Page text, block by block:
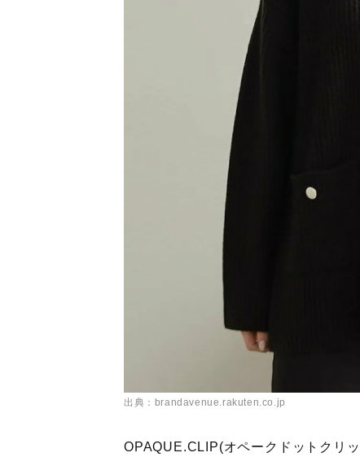
出典：brandavenue.rakuten.co.jp
OPAQUE.CLIP(オペークドットクリ